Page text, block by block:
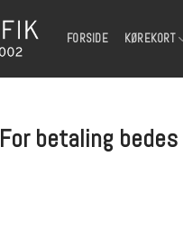
FORSIDE KØREKORT
For betaling